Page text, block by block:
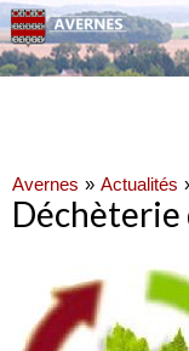
Avernes Actualités
Déchèterie